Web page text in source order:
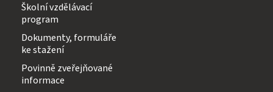
Školní vzdělávací
program
Dokumenty, formuláře
ke stažení
Povinně zveřejňované
informace